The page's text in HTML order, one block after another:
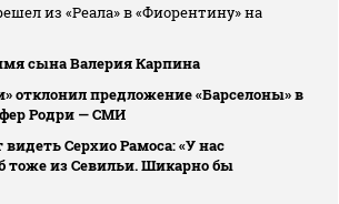
из «Реала» в «Фиорентину» на
сына Валерия Карпина
отклонил предложение «Барселоны» в
Родри — СМИ
видеть Серхио Рамоса: «У нас
тоже из Севильи. Шикарно бы